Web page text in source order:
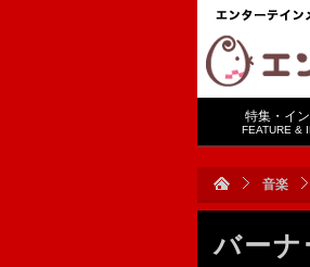
特集・イ
FEATURE &
音楽
バー